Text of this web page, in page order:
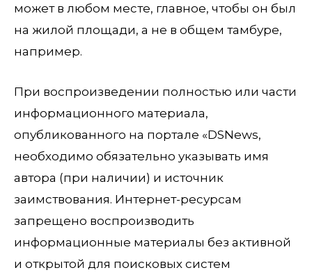
может в любом месте, главное, чтобы он был
на жилой площади, а не в общем тамбуре,
например.
При воспроизведении полностью или части
информационного материала,
опубликованного на портале «DSNews,
необходимо обязательно указывать имя
автора (при наличии) и источник
заимствования. Интернет-ресурсам
запрещено воспроизводить
информационные материалы без активной
и открытой для поисковых систем